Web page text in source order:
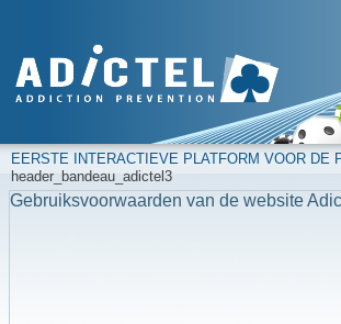
EERSTE INTERACTIEVE PLATFORM VOOR
header_bandeau_adictel3
Gebruiksvoorwaarden van de website